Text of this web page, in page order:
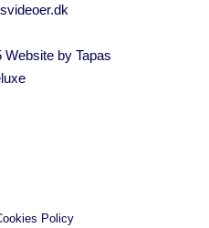
Website by Tapas
Policy